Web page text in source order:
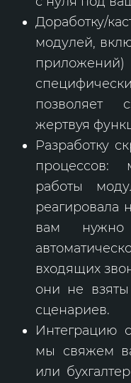
Доработку/
модулей,
позволяет
жертвуя
Разработку
процессов:
работы
реагировала
вам
входящих
они не
сценариев.
Интеграцию
мы свяжем
или